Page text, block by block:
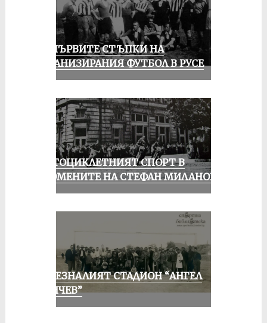
ЗА ПЪРВИТЕ СТЪПКИ НА
ОРГАНИЗИРАНИЯ ФУТБОЛ В РУСЕ
МОТОЦИКЛЕТНИЯТ СПОРТ В
СПОМЕНИТЕ НА СТЕФАН МИЛАНОВ
ИЗЧЕЗНАЛИЯТ СТАДИОН “АНГЕЛ
КЪНЧЕВ”